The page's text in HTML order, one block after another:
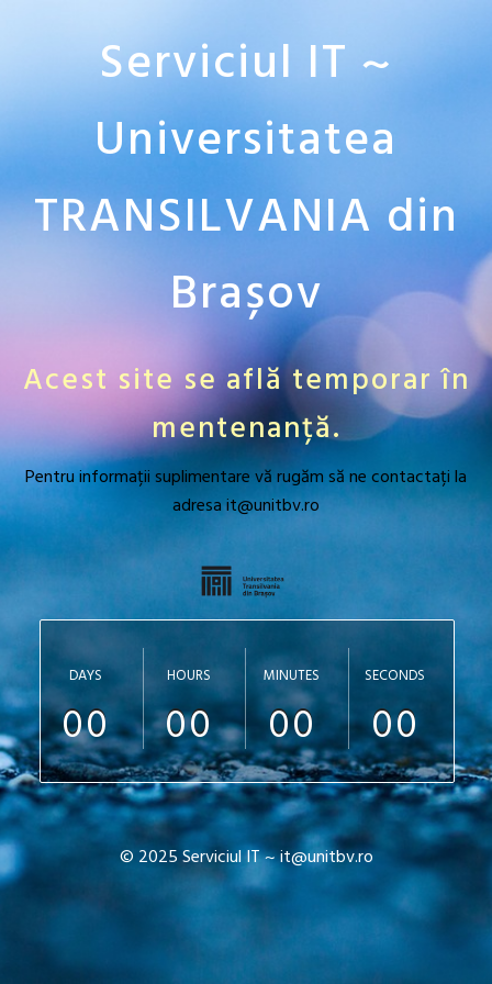
Serviciul IT ~
Universitatea
TRANSILVANIA din
Brașov
Acest site se află temporar în
mentenanță.
Pentru informații suplimentare vă rugăm să ne contactați la
adresa it@unitbv.ro
DAYS
00
HOURS
00
MINUTES
00
SECONDS
00
© 2025 Serviciul IT ~ it@unitbv.ro